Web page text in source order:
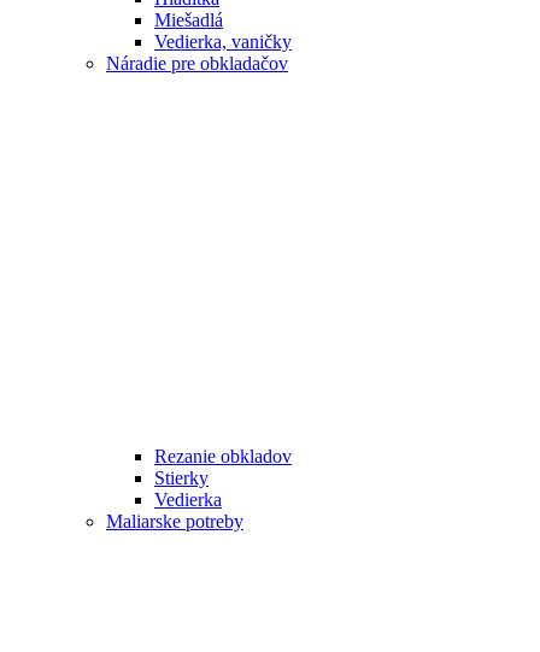
Miešadlá
Vedierka, vaničky
Náradie pre obkladačov
Rezanie obkladov
Stierky
Vedierka
Maliarske potreby